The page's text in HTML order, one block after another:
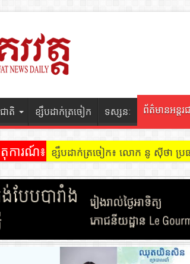
ាតិ ខ្សឹបដាក់ត្រចៀក ទស្សនៈ ព័ត៌មានអន្តរ
ការណ៍៖ ខ្សឹបដាក់ត្រចៀក ៖ អគារ Sky 31